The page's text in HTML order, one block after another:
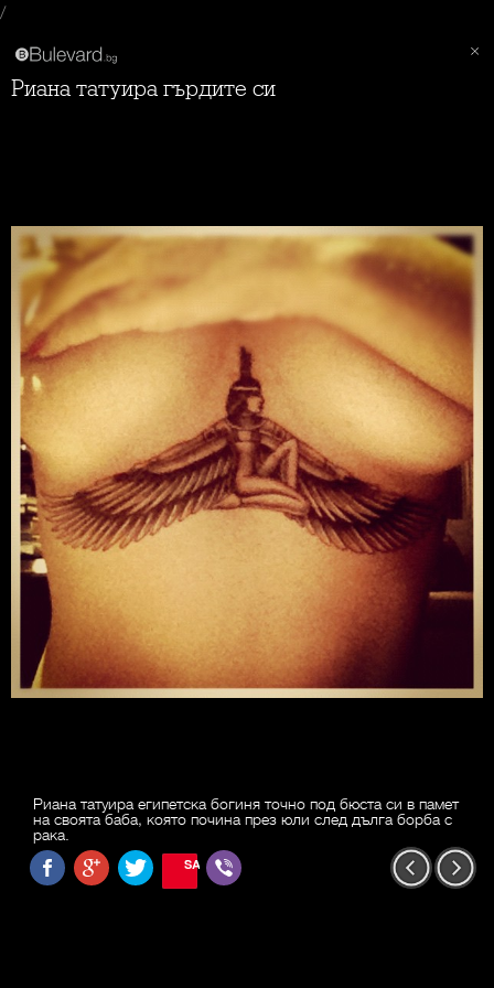
/
Риана татуира гърдите си
Риана татуира египетска богиня точно под бюста си в памет
на своята баба, която почина през юли след дълга борба с
рака.
SAVE